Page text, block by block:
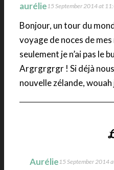
aurélie15 September 2014 at
Bonjour, un tour du
voyage de noces de
seulement je n’ai pas le
Argrgrgrgr ! Si déjà
nouvelle zélande,
Aurélie15 September 2014